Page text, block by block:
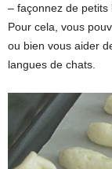
– façonnez de petits
Pour cela, vous
ou bien vous aider
langues de chats.